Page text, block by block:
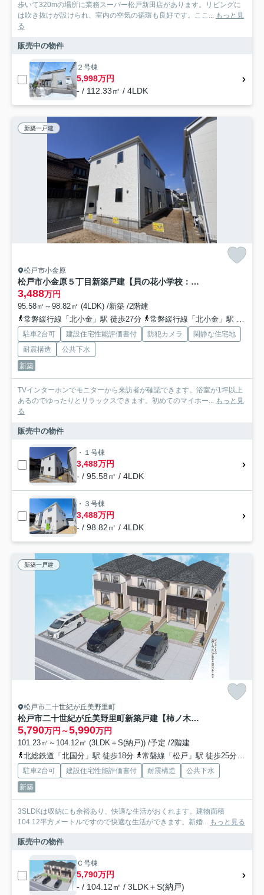
歩いて320mの場所に業務スーパー松戸新田店があります。リビングに
は吹き抜けが設けられ、室内の空気の循環も良好です。ここ... もっと見
る
販売中の物件
２号棟
5,998万円
- / 112.33㎡ / 4LDK
新築一戸建
松戸市小金原
松戸市小金原５丁目新築戸建【貝の花小学校：7分】
3,488万円
95.58㎡～98.82㎡ (4LDK) /新築 /2階建
常磐緩行線「北小金」駅 徒歩27分
常磐緩行線「北小金」駅 徒歩27分
駐車2台可 建設住宅性能評価書付 防犯カメラ
閑静な住宅地
耐震構造
公共下水
新築
TVインターホンでモニターから来訪者が確認できます。浴室が1坪以上
あるのでゆったりとリラックスできます。初めてのマイホー... もっと見
る
販売中の物件
・１号棟
3,488万円
- / 95.58㎡ / 4LDK
・３号棟
3,488万円
- / 98.82㎡ / 4LDK
新築一戸建
松戸市二十世紀が丘美野里町
松戸市二十世紀が丘美野里町新築戸建【柿ノ木台小学校：7分】
5,790万円～5,990万円
101.23㎡～104.12㎡ (3LDK＋S(納戸)) /予定 /2階建
北総鉄道「北国分」駅 徒歩18分
常磐線「松戸」駅 徒歩25分
駐車2台可 建設住宅性能評価書付 耐震構造
公共下水
新築
3SLDKは収納にも余裕あり、快適な生活がおくれます。建物面積
104.12平方メートルですので快適な生活ができます。新婚... もっと見る
販売中の物件
Ｃ号棟
5,790万円
- / 104.12㎡ / 3LDK＋S(納戸)